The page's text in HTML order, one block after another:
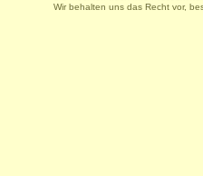
Wir behalten uns das Recht vor,